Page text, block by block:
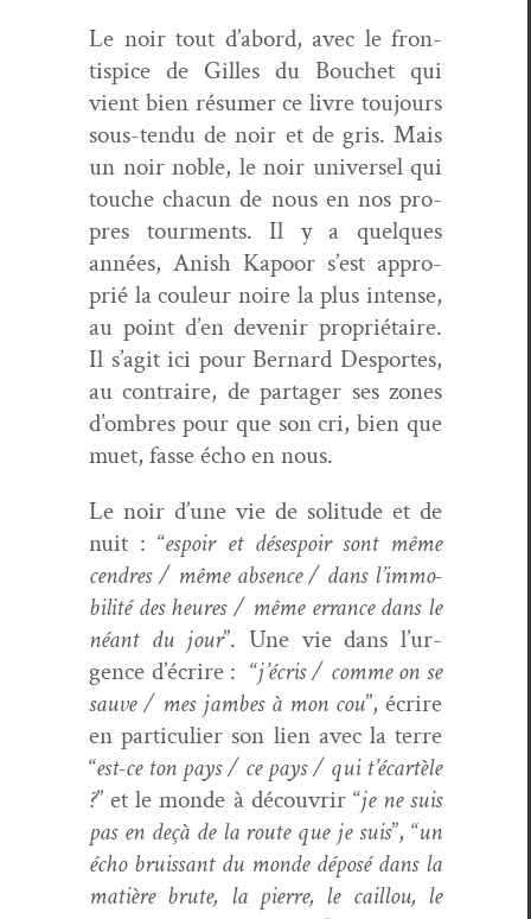
Le noir tout d’abord, avec le fron­
tispice de Gilles du Bouchet qui
vient bien résumer ce livre tou­jours
sous-ten­du de noir et de gris. Mais
un noir noble, le noir uni­versel qui
touche cha­cun de nous en nos pro­
pres tour­ments. Il y a quelques
années, Anish Kapoor s’est appro­
prié la couleur noire la plus intense,
au point d’en devenir pro­prié­taire.
Il s’ag­it ici pour Bernard Desportes,
au con­traire, de partager ses zones
d’om­bres pour que son cri, bien que
muet, fasse écho en nous.
Le noir d’une vie de soli­tude et de
nuit : “espoir et dés­espoir sont même
cen­dres / même absence / dans l’im­mo­
bil­ité des heures / même errance dans le
néant du jour”. Une vie dans l’ur­
gence d’écrire : “j’écris / comme on se
sauve / mes jambes à mon cou”, écrire
en par­ti­c­uli­er son lien avec la terre
“est-ce ton pays / ce pays / qui t’é­cartèle
?” et le monde à décou­vrir “je ne suis
pas en deçà de la route que je suis”, “un
écho bruis­sant du monde déposé dans la
matière brute, la pierre, le cail­lou, le